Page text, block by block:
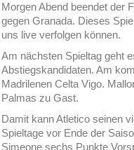
Morgen Abend beendet der
gegen Granada. Dieses
uns live verfolgen können.
Am nächsten Spieltag geht
Abstiegskandidaten. Am
Madrilenen Celta Vigo.
Palmas zu Gast.
Damit kann Atletico seinen
Spieltage vor Ende der
Simeone sechs Punkte